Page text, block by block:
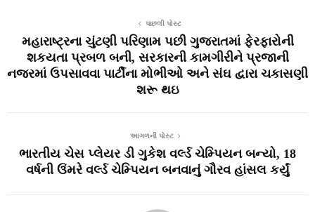
પાછલી પોસ્ટ
મહારાષ્‍ટ્રના ચુંટણી પરિણામ પછી ગુજરાતમાં ફેરફારોની
શકયતા પ્રબળ બની, સરકારની કામગીરીને પ્રજાની
નજરમાં ઉપસાવવા પાર્ટીના મોભીઓ અને સંઘ દ્વારા ચકાસણી
શરૂ થઇ
આગળની પોસ્ટ
ભારતીય ચેસ પ્લેયર ડી ગુકેશ વર્લ્ડ ચેમ્પિયન બન્યો, 18
વર્ષની ઉંમરે વર્લ્ડ ચેમ્પિયન બનવાનું ગૌરવ હાંસલ કર્યું